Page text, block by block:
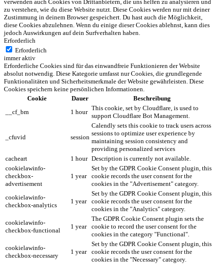
verwenden auch Cookies von Drittanbietern, die uns helfen zu analysieren und
zu verstehen, wie du diese Website nutzt. Diese Cookies werden nur mit deiner
Zustimmung in deinem Browser gespeichert. Du hast auch die Möglichkeit,
diese Cookies abzulehnen. Wenn du einige dieser Cookies ablehnst, kann dies
jedoch Auswirkungen auf dein Surfverhalten haben.
Erforderlich
Erforderlich
immer aktiv
Erforderliche Cookies sind für das einwandfreie Funktionieren der Website
absolut notwendig. Diese Kategorie umfasst nur Cookies, die grundlegende
Funktionalitäten und Sicherheitsmerkmale der Website gewährleisten. Diese
Cookies speichern keine persönlichen Informationen.
Cookie
Dauer
Beschreibung
__cf_bm
1 hour
This cookie, set by Cloudflare, is used to
support Cloudflare Bot Management.
_cfuvid session
Calendly sets this cookie to track users across
sessions to optimize user experience by
maintaining session consistency and
providing personalized services
cacheart
1 hour Description is currently not available.
cookielawinfo-
checkbox-
advertisement
1 year
Set by the GDPR Cookie Consent plugin, this
cookie records the user consent for the
cookies in the "Advertisement" category.
cookielawinfo-
checkbox-analytics
1 year
Set by the GDPR Cookie Consent plugin, this
cookie records the user consent for the
cookies in the "Analytics" category.
cookielawinfo-
checkbox-functional
1 year
The GDPR Cookie Consent plugin sets the
cookie to record the user consent for the
cookies in the category "Functional".
cookielawinfo-
checkbox-necessary
1 year
Set by the GDPR Cookie Consent plugin, this
cookie records the user consent for the
cookies in the "Necessary" category.